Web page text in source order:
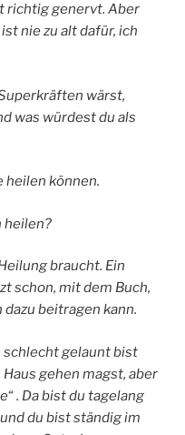
richtig genervt. Aber
nie zu alt dafür, ich
wärst,
was würdest du als
heilen können.
heilen?
braucht. Ein
schon, mit dem Buch,
beitragen kann.
schlecht gelaunt bist
gehen magst, aber
“ . Da bist du tagelang
du bist ständig im